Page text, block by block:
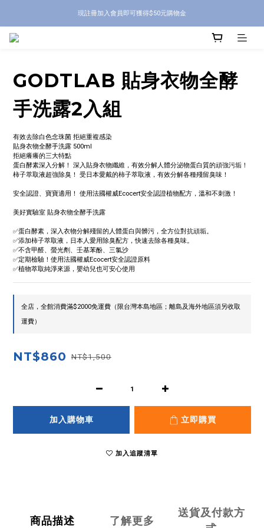
現註冊加入會員即可獲得$50元購物金
GODTLAB 貼身衣物全酵
手洗露2入組
有效去除白色念珠菌 拒絕重複感染
貼身衣物全酵手洗露 500ml
拒絕癢癢的三大特點
蛋白酵素深入分解！ 深入貼身衣物纖維，有效分解人體分泌物蛋白質的頑強污垢！
柿子萃取液超強除臭！ 受日本愛戴的柿子萃取液，有效分解各種殘留臭味！
安全認證、寶寶適用！ 使用法國權威Ecocert安全認證植物配方，溫和不刺激！
美好實驗室 貼身衣物全酵手洗露
✅蛋白酵素，深入衣物分解殘留的人體蛋白與髒污，全方位對抗頑垢。
✅添加柿子萃取液，日本人愛用除臭配方，快速去除各種臭味。
✅不含甲醛、螢光劑、壬基苯酚、三氯沙
✅定期檢驗！使用法國權威Ecocert安全認證原料
✅植物萃取純淨來源，嬰幼兒也可安心使用
全店，全館消費滿$2000免運費（限台灣本島地區；離島及海外地區須另收取
運費）
NT$860 NT$1,500
加入購物車 立即購買
加入追蹤清單
商品描述 了解更多
送貨及付款方